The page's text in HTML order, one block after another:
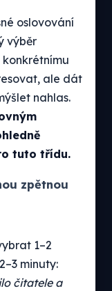
oslovování
výběr
ale dát
nahlas.
tuto třídu.
zpětnou
1–2
minuty:
čitatele a